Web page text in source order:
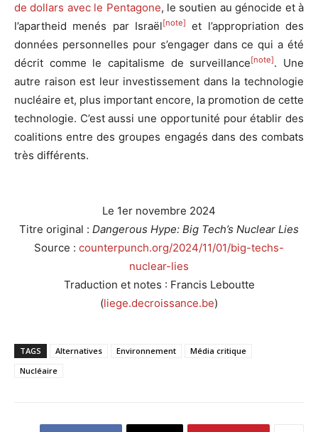
de dollars avec le Pentagone, le soutien au génocide et à
l’apartheid menés par Israël[note]
et l’appropriation des
données personnelles pour s’engager dans ce qui a été
décrit comme le capitalisme de surveillance[note]. Une
autre raison est leur investissement dans la technologie
nucléaire et, plus important encore, la promotion de cette
technologie. C’est aussi une opportunité pour établir des
coalitions entre des groupes engagés dans des combats
très différents.
Le 1er novembre 2024
Titre original : Dangerous Hype: Big Tech’s Nuclear Lies
Source : counterpunch.org/2024/11/01/big-techs-
nuclear-lies
Traduction et notes : Francis Leboutte
(liege.decroissance.be)
TAGS Alternatives Environnement
Média critique
Nucléaire